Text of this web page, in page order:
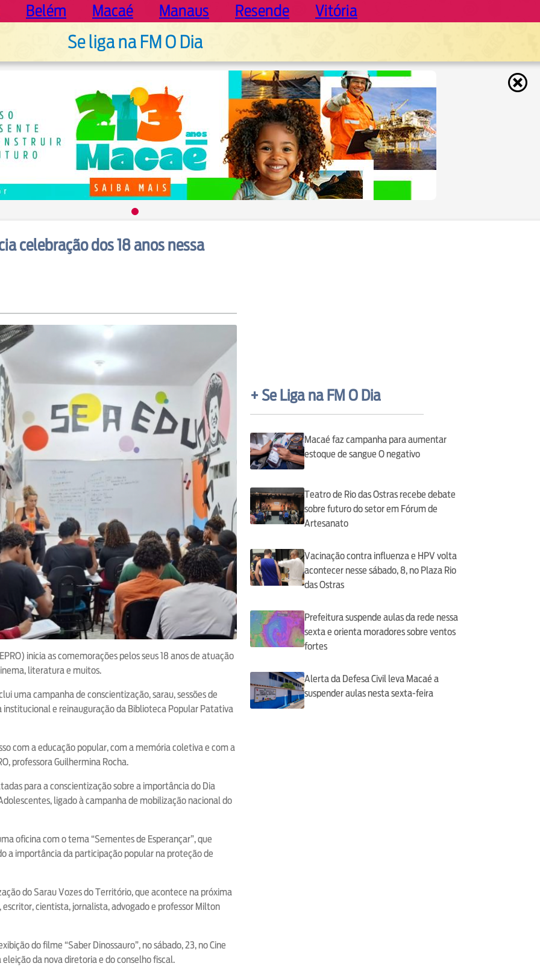
Belém Macaé Manaus Resende Vitória
Se liga na FM O Dia
celebração dos 18 anos nessa
inicia as comemorações pelos seus 18 anos de atuação
literatura e muitos.
uma campanha de conscientização, sarau, sessões de
e reinauguração da Biblioteca Popular Patativa
com a educação popular, com a memória coletiva e com a
professora Guilhermina Rocha.
para a conscientização sobre a importância do Dia
ligado à campanha de mobilização nacional do
oficina com o tema “Sementes de Esperançar”, que
a importância da participação popular na proteção de
do Sarau Vozes do Território, que acontece na próxima
cientista, jornalista, advogado e professor Milton
do filme “Saber Dinossauro”, no sábado, 23, no Cine
eleição da nova diretoria e do conselho fiscal.
+ Se Liga na FM O Dia
Macaé faz campanha para aumentar
estoque de sangue O negativo
Teatro de Rio das Ostras recebe debate
sobre futuro do setor em Fórum de
Artesanato
Vacinação contra influenza e HPV volta
acontecer nesse sábado, 8, no Plaza Rio
das Ostras
Prefeitura suspende aulas da rede nessa
sexta e orienta moradores sobre ventos
fortes
Alerta da Defesa Civil leva Macaé a
suspender aulas nesta sexta-feira